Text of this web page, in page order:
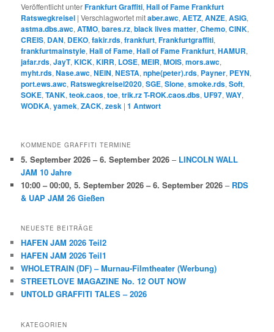
Veröffentlicht unterFrankfurt Graffiti,Hall of Fame Frankfurt
Ratswegkreisel |Verschlagwortet mitaber.awc,AETZ,ANZE,ASIG,
astma.dbs.awc,ATMO,bares.rz,black lives matter,Chemo,CINK,
CREIS, DAN, DEKO,fakir.rds,frankfurt,Frankfurtgraffiti,
frankfurtmainstyle,Hall of Fame,Hall of Fame Frankfurt,HAMUR,
jafar.rds,JayT,KICK,KIRR, LOSE,MEIR,MOIS,mors.awc,
myht.rds,Nase.awc,NEIN,NESTA,nphe(peter).rds, Payner, PEYN,
port.ews.awc, Ratswegkreisel2020,SGE,Slone,smoke.rds,Soft,
SOKE,TANK,teok.caos,toe,trik.rz T-ROK.caos.dbs, UF97,WAY,
WODKA,yamek,ZACK,zesk |1 Antwort
KOMMENDE GRAFFITI TERMINE
5. September 2026 – 6. September 2026 – LINCOLN WALL
JAM 10 Jahre
10:00 – 00:00,5. September 2026 – 6. September 2026 – RDS
& UAP JAM 26 Gießen
NEUESTE BEITRÄGE
HAFEN JAM 2026 Teil2
HAFEN JAM 2026 Teil1
WHOLETRAIN (DF) – Murnau-Filmtheater (Werbung)
STREETLOVE MAGAZINE No. 12 OUT NOW
UNTOLD GRAFFITI TALES – 2026
KATEGORIEN